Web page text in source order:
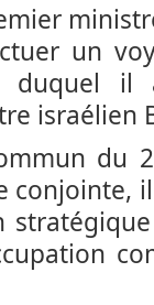
un
duquel il
israélien
du
conjointe,